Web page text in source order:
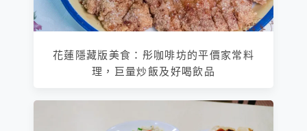
花蓮隱藏版美食：彤咖啡坊的平價家常料
理，巨量炒飯及好喝飲品